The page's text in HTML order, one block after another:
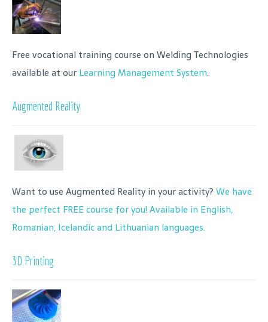
Free vocational training course on Welding Technologies
available at our Learning Management System.
Augmented Reality
Want to use Augmented Reality in your activity? We have
the perfect FREE course for you! Available in English,
Romanian, Icelandic and Lithuanian languages.
3D Printing